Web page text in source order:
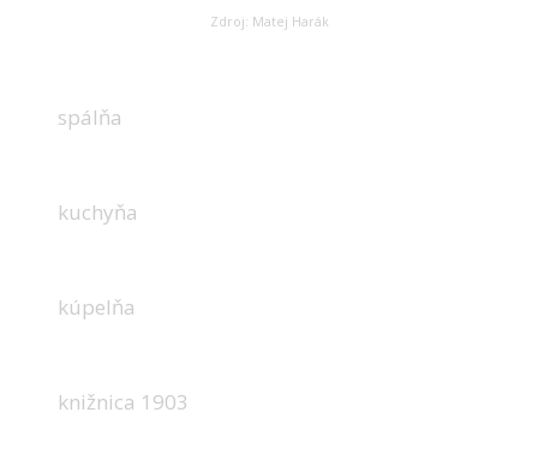
Zdroj: Matej Harák
spálňa
kuchyňa
kúpelňa
knižnica 1903